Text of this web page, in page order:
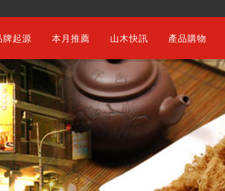
牌起源 本月推薦 山木快訊 產品購物